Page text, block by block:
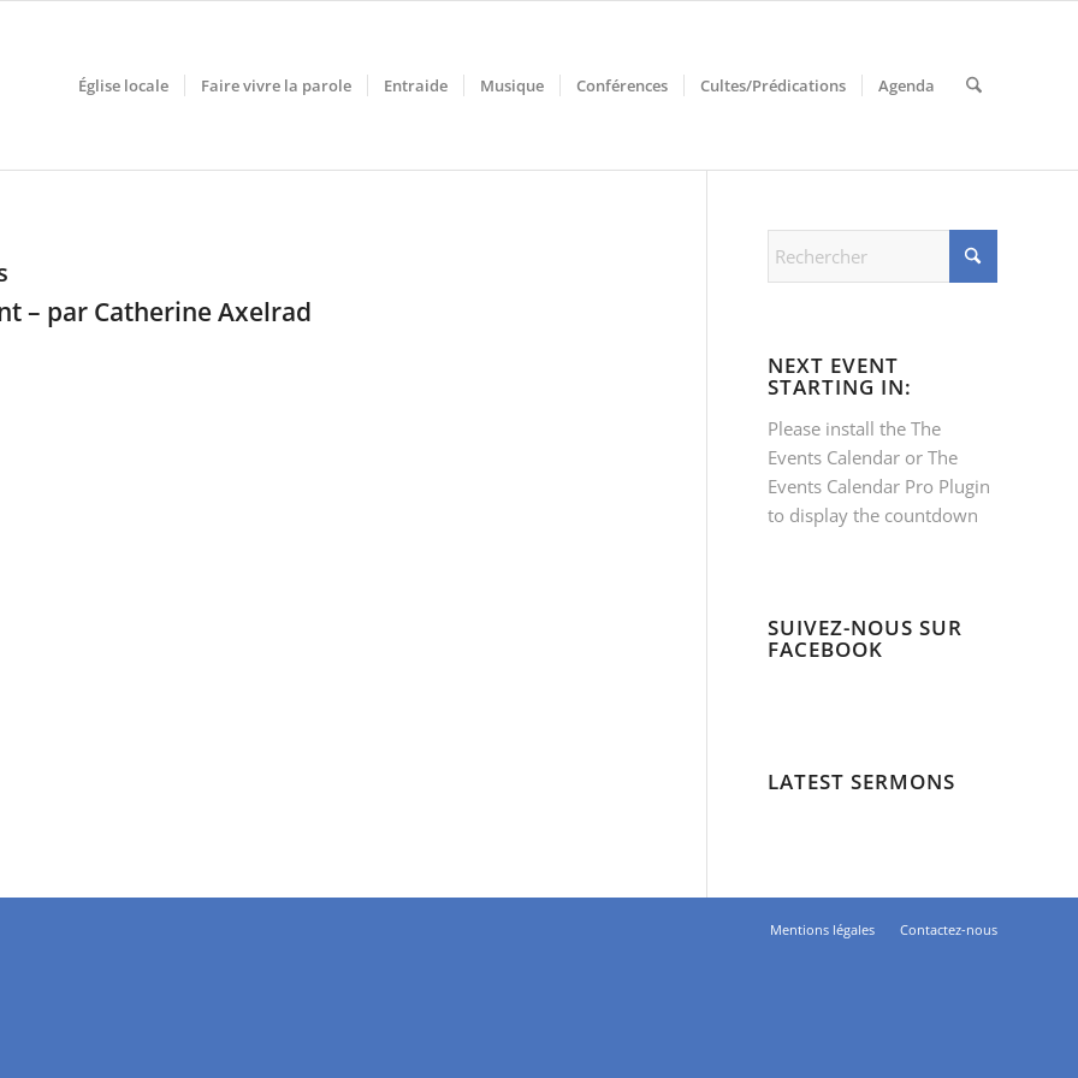
Église locale Faire vivre la parole Entraide Musique Conférences Cultes/Prédications Agenda
– par Catherine Axelrad
NEXT EVENT
STARTING IN:
Please install the The
Events Calendar or The
Events Calendar Pro Plugin
to display the countdown
SUIVEZ-NOUS SUR
FACEBOOK
LATEST SERMONS
Mentions légales Contactez-nous